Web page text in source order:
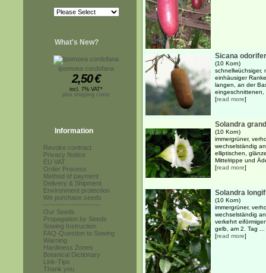
What's New?
Ipomoea cordofana
2,50€
incl. 7% VAT*
plus shipping costs
Information
Revoke contract
Privacy Notice
EU VAT
Order Process
Method of payment
Delivery & Shipment
Environment protection
We purchase seeds
------------------------
Our Seeds
Propagation by Seeds
Sowing Instruction
FAQ-Question to Sowing
Warning
Hardiness Zones
Botanical Dictionary
Link-Tips
Thank you
Sicana
(10 Korn)
schnellwüchsiger,
einhäusiger
langen, an der
eingeschnittenen,
[read more]
Solandra
(10 Korn)
immergrüner,
wechselständig
elliptischen,
Mittelrippe und
[read more]
Solandra
(10 Korn)
immergrüner,
wechselständig
verkehrt
gelb, am 2. Tag ...
[read more]